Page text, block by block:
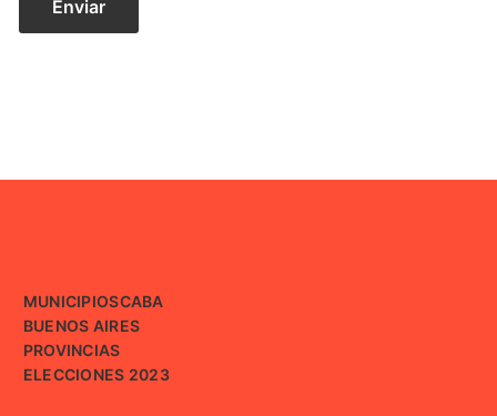
MUNICIPIOSCABA
BUENOS AIRES
PROVINCIAS
ELECCIONES 2023